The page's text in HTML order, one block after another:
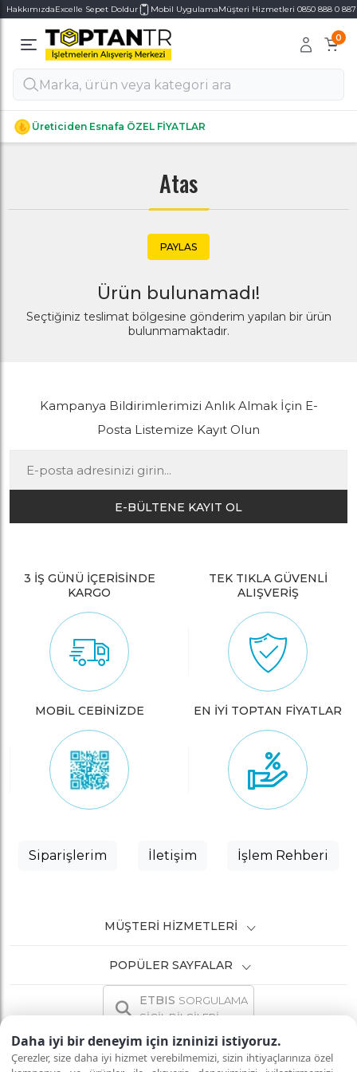
Daha iyi bir deneyim için izninizi istiyoruz.
Çerezler, size daha iyi hizmet verebilmemizi, sizin ihtiyaçlarınıza özel
HakkımızdaExcelle Sepet Doldur Mobil UygulamaMüşteri Hizmetleri 0850 888 0 887
0
Üreticiden Esnafa ÖZEL FİYATLAR
Alt Kategoriler
Alt Kategoriler
Atas
PAYLAS
Ürün bulunamadı!
Seçtiğiniz teslimat bölgesine gönderim yapılan bir ürün
bulunmamaktadır.
Kampanya Bildirimlerimizi Anlık Almak İçin E-
Posta Listemize Kayıt Olun
E-BÜLTENE KAYIT OL
3 İŞ GÜNÜ İÇERİSİNDE
KARGO
TEK TIKLA GÜVENLİ
ALIŞVERİŞ
MOBİL CEBİNİZDE EN İYİ TOPTAN FİYATLAR
Siparişlerim İletişim İşlem Rehberi
MÜŞTERI HIZMETLERI
POPÜLER SAYFALAR
ETBIS SORGULAMA
SİCİL BİLGİLERİ